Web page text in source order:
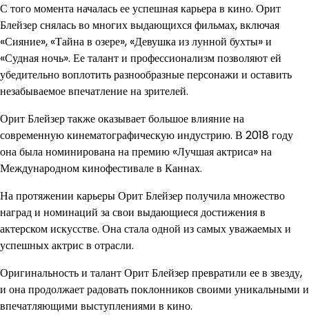
С того момента началась ее успешная карьера в кино. Орит
Блейзер снялась во многих выдающихся фильмах, включая
«Сияние», «Тайна в озере», «Девушка из лунной бухты» и
«Судная ночь». Ее талант и профессионализм позволяют ей
убедительно воплотить разнообразные персонажи и оставить
незабываемое впечатление на зрителей.
Орит Блейзер также оказывает большое влияние на
современную кинематографическую индустрию. В 2018 году
она была номинирована на премию «Лучшая актриса» на
Международном кинофестивале в Каннах.
На протяжении карьеры Орит Блейзер получила множество
наград и номинаций за свои выдающиеся достижения в
актерском искусстве. Она стала одной из самых уважаемых и
успешных актрис в отрасли.
Оригинальность и талант Орит Блейзер превратили ее в звезду,
и она продолжает радовать поклонников своими уникальными и
впечатляющими выступлениями в кино.